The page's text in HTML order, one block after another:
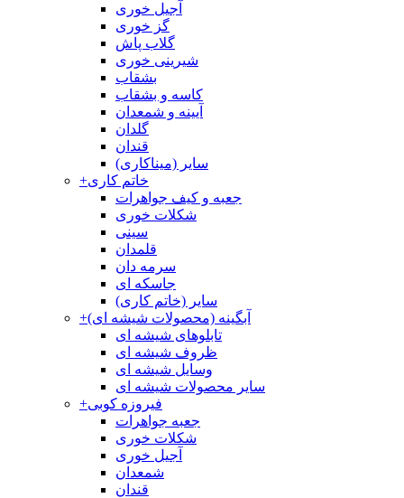
آجیل خوری
گز خوری
گلاب پاش
شیرینی خوری
بشقاب
کاسه و بشقاب
آیینه و شمعدان
گلدان
قندان
سایر (میناکاری)
+خاتم کاری
جعبه و کیف جواهرات
شکلات خوری
سینی
قلمدان
سرمه دان
جاسکه ای
سایر (خاتم کاری)
+آبگینه (محصولات شیشه ای)
تابلوهای شیشه ای
ظروف شیشه ای
وسایل شیشه ای
سایر محصولات شیشه ای
+فیروزه کوبی
جعبه جواهرات
شکلات خوری
آجیل خوری
شمعدان
قندان